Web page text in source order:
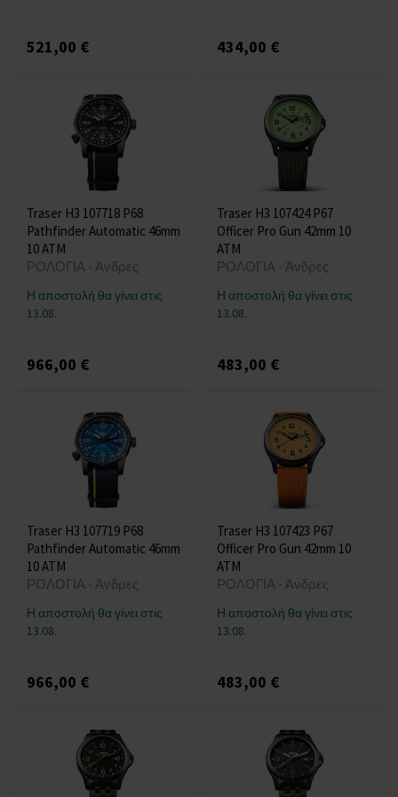
521,00 € 434,00 €
Traser H3 107718 P68
Pathfinder Automatic 46mm
10 ATM
ΡΟΛΟΓΙΑ - Άνδρες
Η αποστολή θα γίνει στις
13.08.
966,00 €
Traser H3 107424 P67
Officer Pro Gun 42mm 10
ATM
ΡΟΛΟΓΙΑ - Άνδρες
Η αποστολή θα γίνει στις
13.08.
483,00 €
Traser H3 107719 P68
Pathfinder Automatic 46mm
10 ATM
ΡΟΛΟΓΙΑ - Άνδρες
Η αποστολή θα γίνει στις
13.08.
966,00 €
Traser H3 107423 P67
Officer Pro Gun 42mm 10
ATM
ΡΟΛΟΓΙΑ - Άνδρες
Η αποστολή θα γίνει στις
13.08.
483,00 €